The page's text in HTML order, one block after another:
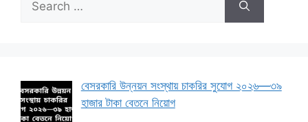
for:
বেসরকারি উন্নয়ন সংস্থায় চাকরির সুযোগ ২০২৬—৩৯
হাজার টাকা বেতনে নিয়োগ